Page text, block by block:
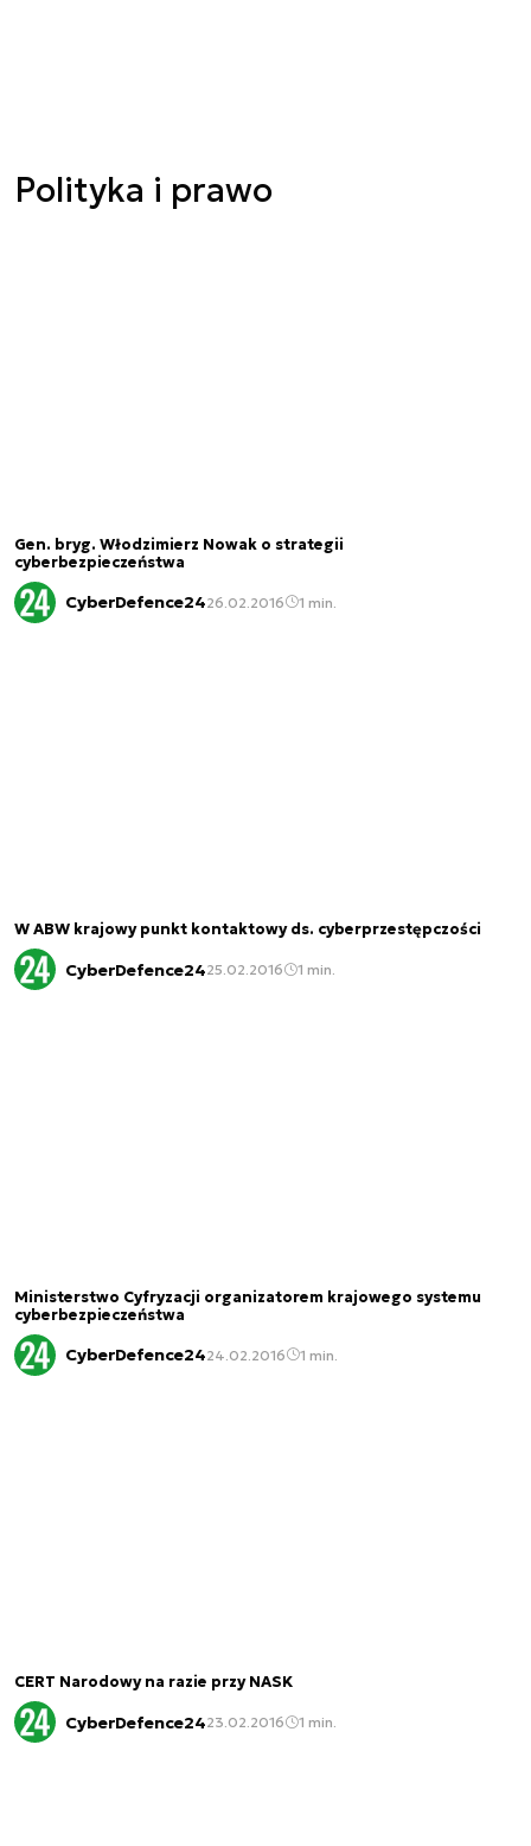
Polityka i prawo
Gen. bryg. Włodzimierz Nowak o strategii
cyberbezpieczeństwa
CyberDefence2426.02.2016 1 min.
W ABW krajowy punkt kontaktowy ds. cyberprzestępczości
CyberDefence2425.02.2016 1 min.
Ministerstwo Cyfryzacji organizatorem krajowego systemu
cyberbezpieczeństwa
CyberDefence2424.02.2016 1 min.
CERT Narodowy na razie przy NASK
CyberDefence2423.02.2016 1 min.